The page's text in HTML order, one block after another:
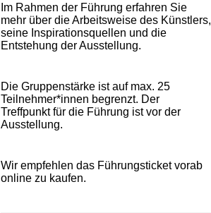
Im Rahmen der Führung erfahren Sie
mehr über die Arbeitsweise des Künstlers,
seine Inspirationsquellen und die
Entstehung der Ausstellung.
Die Gruppenstärke ist auf max. 25
Teilnehmer*innen begrenzt. Der
Treffpunkt für die Führung ist vor der
Ausstellung.
Wir empfehlen das Führungsticket vorab
online zu kaufen.